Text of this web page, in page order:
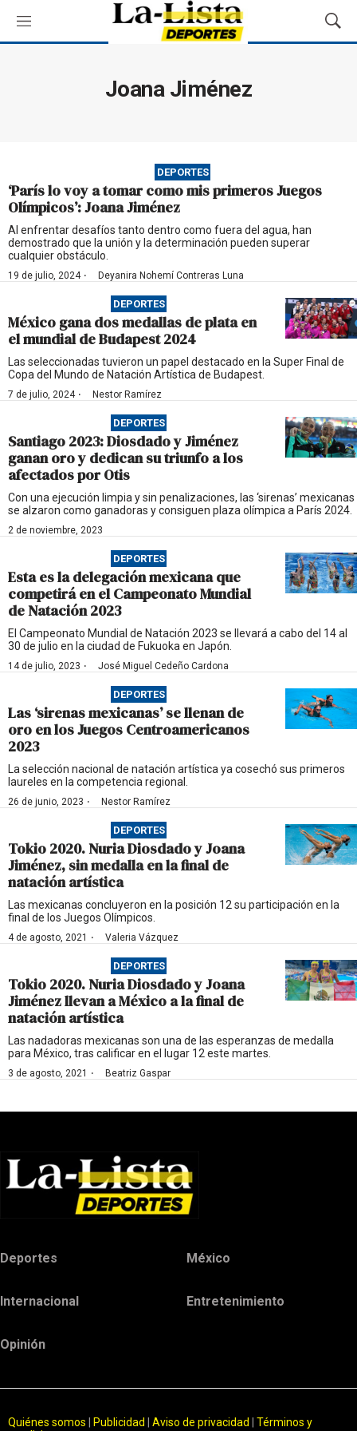
M
e
M
o
Joana Jiménez
DEPORTES
‘París lo voy a tomar como mis primeros Juegos
Olímpicos’: Joana Jiménez
Al enfrentar desafíos tanto dentro como fuera del agua, han
demostrado que la unión y la determinación pueden superar
cualquier obstáculo.
19 de julio, 2024· Deyanira Nohemí Contreras Luna
DEPORTES
México gana dos medallas de plata en
el mundial de Budapest 2024
Las seleccionadas tuvieron un papel destacado en la Super Final de
Copa del Mundo de Natación Artística de Budapest.
7 de julio, 2024· Nestor Ramírez
DEPORTES
Santiago 2023: Diosdado y Jiménez
ganan oro y dedican su triunfo a los
afectados por Otis
Con una ejecución limpia y sin penalizaciones, las ‘sirenas’ mexicanas
se alzaron como ganadoras y consiguen plaza olímpica a París 2024.
2 de noviembre, 2023
DEPORTES
Esta es la delegación mexicana que
competirá en el Campeonato Mundial
de Natación 2023
El Campeonato Mundial de Natación 2023 se llevará a cabo del 14 al
30 de julio en la ciudad de Fukuoka en Japón.
14 de julio, 2023 · José Miguel Cedeño Cardona
DEPORTES
Las ‘sirenas mexicanas’ se llenan de
oro en los Juegos Centroamericanos
2023
La selección nacional de natación artística ya cosechó sus primeros
laureles en la competencia regional.
26 de junio, 2023 · Nestor Ramírez
DEPORTES
Tokio 2020. Nuria Diosdado y Joana
Jiménez, sin medalla en la final de
natación artística
Las mexicanas concluyeron en la posición 12 su participación en la
final de los Juegos Olímpicos.
4 de agosto, 2021 · Valeria Vázquez
DEPORTES
Tokio 2020. Nuria Diosdado y Joana
Jiménez llevan a México a la final de
natación artística
Las nadadoras mexicanas son una de las esperanzas de medalla
para México, tras calificar en el lugar 12 este martes.
3 de agosto, 2021 · Beatriz Gaspar
Deportes México
Internacional Entretenimiento
Opinión
Quiénes somos Publicidad Aviso de privacidad
Términos y